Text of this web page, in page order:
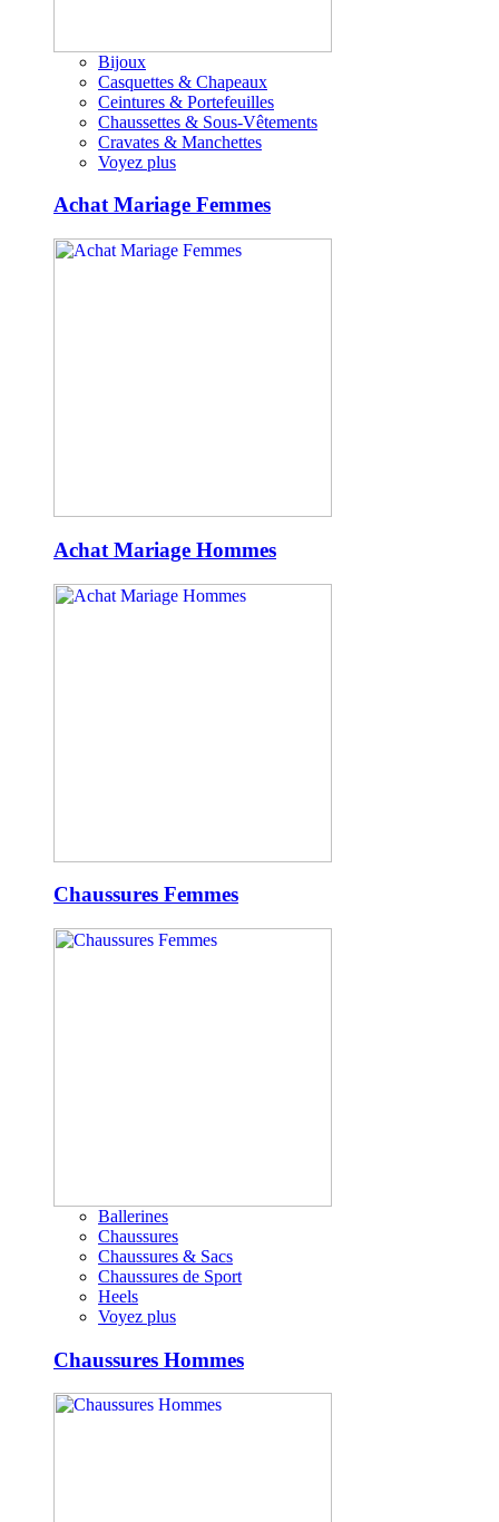
Bijoux
Casquettes & Chapeaux
Ceintures & Portefeuilles
Chaussettes & Sous-Vêtements
Cravates & Manchettes
Voyez plus
Achat Mariage Femmes
Achat Mariage Hommes
Chaussures Femmes
Ballerines
Chaussures
Chaussures & Sacs
Chaussures de Sport
Heels
Voyez plus
Chaussures Hommes